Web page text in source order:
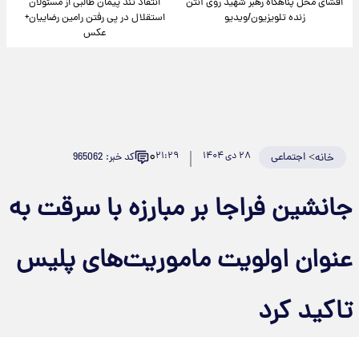
زنده تلویزیون/ویدیو
استقلال در پی رفتن رامین رضاییان+
عکس
خانه>اجتماعی ۲۸ دی ۱۴۰۴ ۲۱:۲۹۰ کد خبر: 965062
جانشین فراجا بر مبارزه با سرقت به
عنوان اولویت ماموریت‌های پلیس
تاکید کرد